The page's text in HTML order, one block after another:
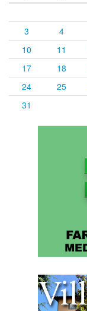
3
4
10
11
17
18
24
25
31